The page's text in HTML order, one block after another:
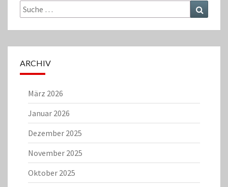
Suche
nach:
ARCHIV
März 2026
Januar 2026
Dezember 2025
November 2025
Oktober 2025